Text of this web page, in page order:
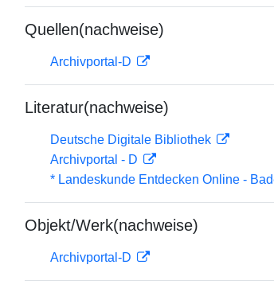
Quellen(nachweise)
Archivportal-D
Literatur(nachweise)
Deutsche Digitale Bibliothek
Archivportal - D
* Landeskunde Entdecken Online -
Objekt/Werk(nachweise)
Archivportal-D